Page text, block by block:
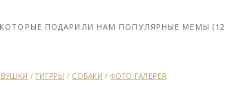
ПОДАРИЛИ НАМ ПОПУЛЯРНЫЕ МЕМЫ
/ТИГРРЫ / СОБАКИ / ФОТО ГАЛЕРЕЯ